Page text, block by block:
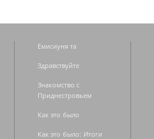
Емисиуня та
Здравствуйте
Знакомство с
Приднестровьем
Как это было
Как это было: Итоги